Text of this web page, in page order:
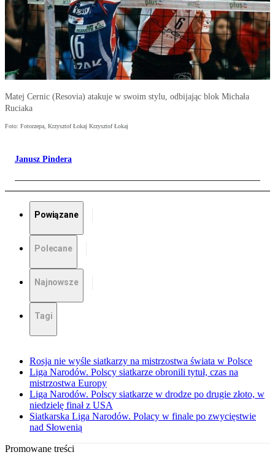
Matej Cernic (Resovia) atakuje w swoim stylu, odbijając blok Michała
Ruciaka
Foto: Fotorzepa, Krzysztof Łokaj Krzysztof Łokaj
Janusz Pindera
Powiązane
Polecane
Najnowsze
Tagi
Rosja nie wyśle siatkarzy na mistrzostwa świata w Polsce
Liga Narodów. Polscy siatkarze obronili tytuł, czas na
mistrzostwa Europy
Liga Narodów. Polscy siatkarze w drodze po drugie złoto, w
niedzielę finał z USA
Siatkarska Liga Narodów. Polacy w finale po zwycięstwie
nad Słowenią
Promowane treści